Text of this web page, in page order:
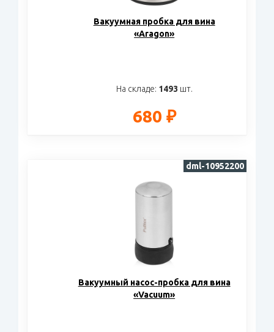
Вакуумная пробка для вина
«Aragon»
На складе: 1493 шт.
680 ₽
Вакуумный насос-пробка для вина
«Vacuum»
dml-10952200